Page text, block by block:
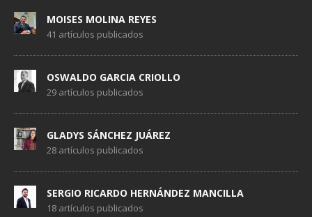
MOISES MOLINA REYES
41 artículos publicados
OSWALDO GARCIA CRIOLLO
29 artículos publicados
GLADYS SÁNCHEZ JUÁREZ
28 artículos publicados
SERGIO RICARDO HERNÁNDEZ MANCILLA
18 artículos publicados